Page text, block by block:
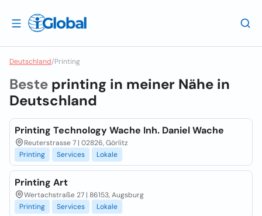
Deutschland/Printing
Beste printing in meiner Nähe in
Deutschland
Printing Technology Wache Inh. Daniel Wache
Reuterstrasse 7 | 02826, Görlitz
Printing
Services Lokale
Printing Art
Wertachstraße 27 | 86153, Augsburg
Printing
Services Lokale